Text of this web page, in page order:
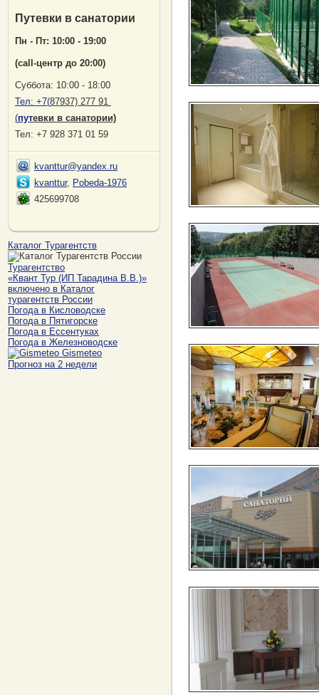
Путевки в санатории
Пн - Пт: 10:00 - 19:00
(саll-центр до 20:00)
Суббота: 10:00 - 18:00
Тел: +7(87937) 277 91
(путевки в санатории)
Тел: +7 928 371 01 59
kvanttur@yandex.ru
kvanttur, Pobeda-1976
425699708
Каталог Турагентств
Турагентство
«Квант Тур (ИП Тарадина В.В.)»
включено в Каталог
турагентств России
Погода в Кисловодске
Погода в Пятигорске
Погода в Ессентуках
Погода в Железноводске
Gismeteo
Прогноз на 2 недели